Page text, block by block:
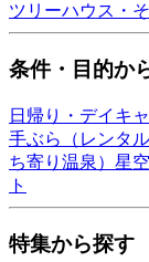
ツリーハウス・
条件・目的か
日帰り・デイキ
手ぶら（レンタル
ち寄り温泉） 星
ト
特集から探す